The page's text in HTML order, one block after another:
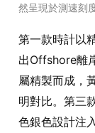
然呈現於測速刻
第一款時計以
出Offshore離
屬精製而成，
明對比。第三
色銀色設計注